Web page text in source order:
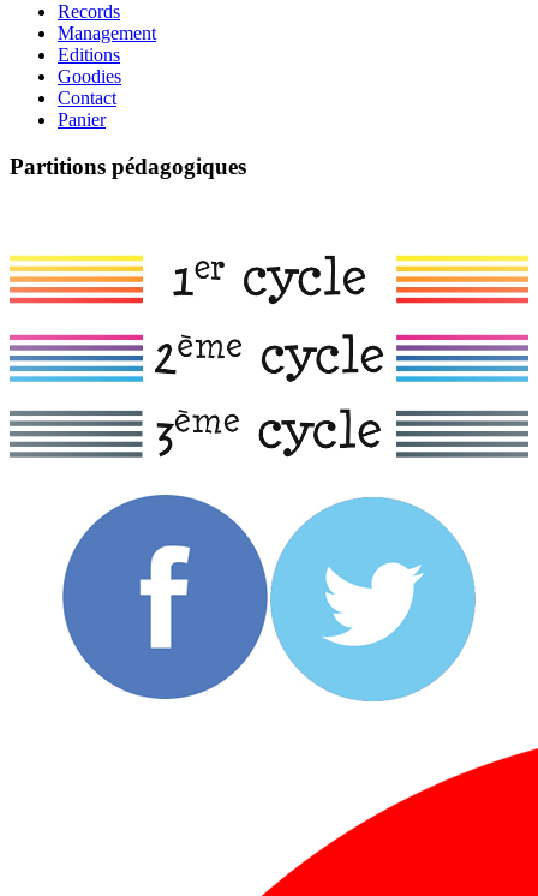
Records
Management
Editions
Goodies
Contact
Panier
Partitions pédagogiques